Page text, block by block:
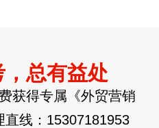
总有益处
获得专属《外贸营销
线： 15307181953